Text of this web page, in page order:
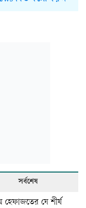
সর্বশেষ
হেফাজতের যে শীর্ষ